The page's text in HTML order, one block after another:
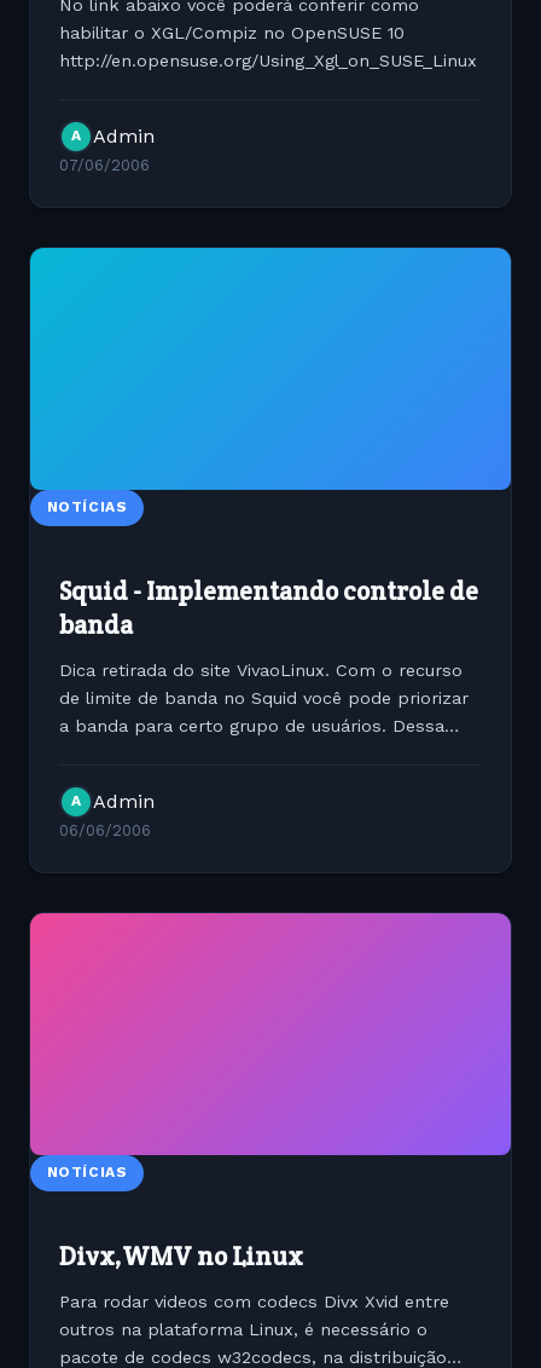
No link abaixo você poderá conferir como
habilitar o XGL/Compiz no OpenSUSE 10
http://en.opensuse.org/Using_Xgl_on_SUSE_Linux
A Admin
07/06/2006
NOTÍCIAS
Squid - Implementando controle de
banda
Dica retirada do site VivaoLinux. Com o recurso
de limite de banda no Squid você pode priorizar
a banda para certo grupo de usuários. Dessa
importantíssimo...
A Admin
06/06/2006
NOTÍCIAS
Divx,WMV no Linux
Para rodar videos com codecs Divx Xvid entre
outros na plataforma Linux, é necessário o
pacote de codecs w32codecs, na distribuição